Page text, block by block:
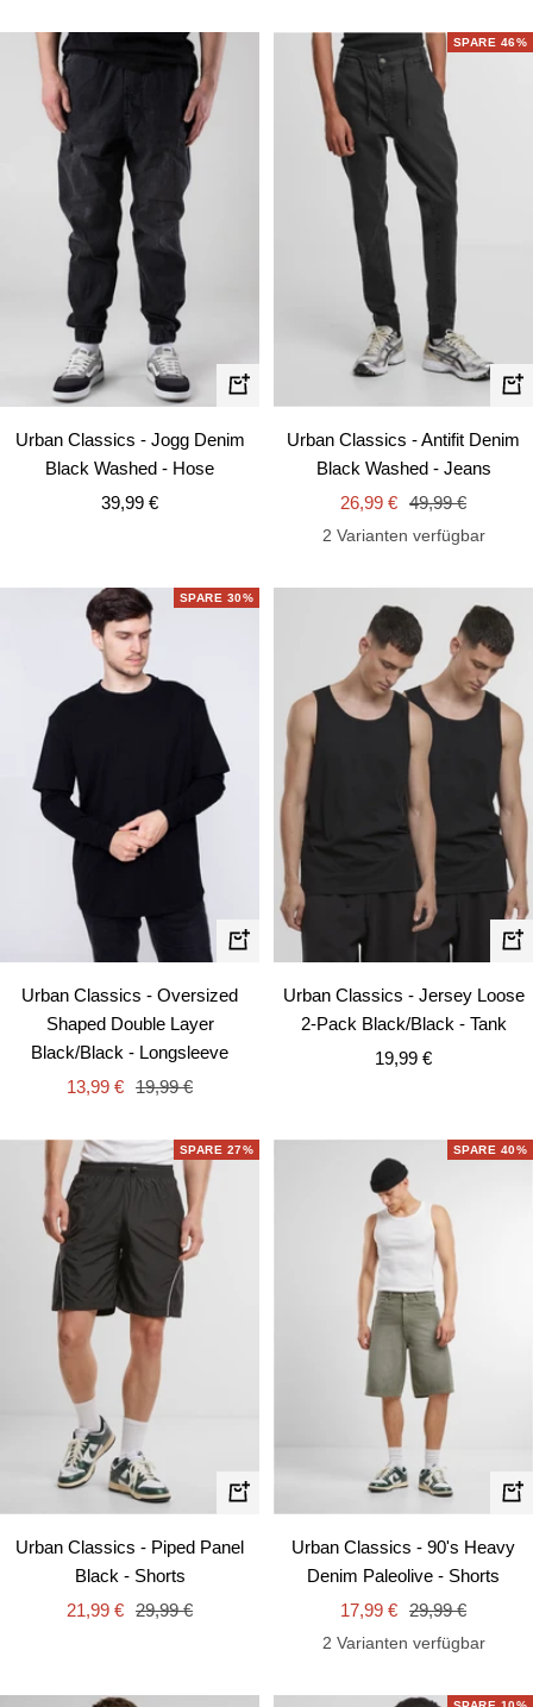
Schnellansicht
Urban Classics - Jogg Denim
Black Washed - Hose
Angebotspreis
39,99 €
SPARE 46%
Urban Classics - Antifit Denim
Black Washed - Jeans
Angebotspreis
26,99 € Regulärer
Preis
49,99 €
2 Varianten verfügbar
SPARE 30%
Schnellansicht
Urban Classics - Oversized
Shaped Double Layer
Black/Black - Longsleeve
Angebotspreis
13,99 € Regulärer
19,99 €
Urban Classics - Jersey Loose
2-Pack Black/Black - Tank
Angebotspreis
19,99 €
SPARE 27%
Schnellansicht
Urban Classics - Piped Panel
Black - Shorts
Angebotspreis
21,99 € Regulärer
29,99 €
SPARE 40%
Urban Classics - 90's Heavy
Denim Paleolive - Shorts
Angebotspreis
17,99 € Regulärer
Preis
29,99 €
2 Varianten verfügbar